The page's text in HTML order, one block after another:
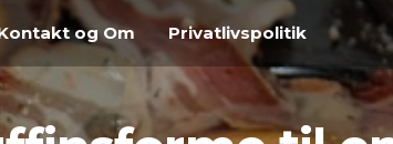
og Om Privatlivspolitik